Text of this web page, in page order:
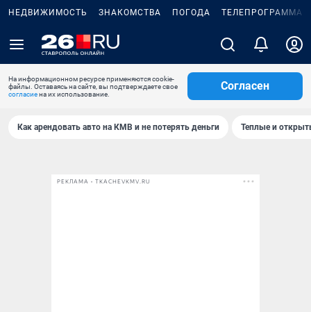
НЕДВИЖИМОСТЬ ЗНАКОМСТВА ПОГОДА ТЕЛЕПРОГРАММА
На информационном ресурсе применяются cookie-
файлы. Оставаясь на сайте, вы подтверждаете свое
согласиена их использование.
Согласен
Как арендовать авто на КМВ и не потерять деньги Теплые и
РЕКЛАМА • TKACHEVKMV.RU